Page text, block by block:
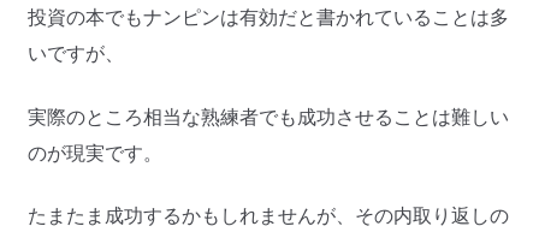
投資の本でもナンピンは有効だと書かれていることは多
いですが、
実際のところ相当な熟練者でも成功させることは難しい
のが現実です。
たまたま成功するかもしれませんが、その内取り返しの